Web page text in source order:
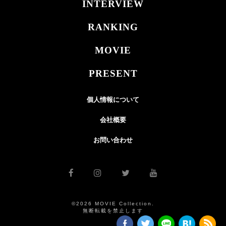
INTERVIEW
RANKING
MOVIE
PRESENT
個人情報について
会社概要
お問い合わせ
©2026 MOVIE Collection.
無断転載を禁止します